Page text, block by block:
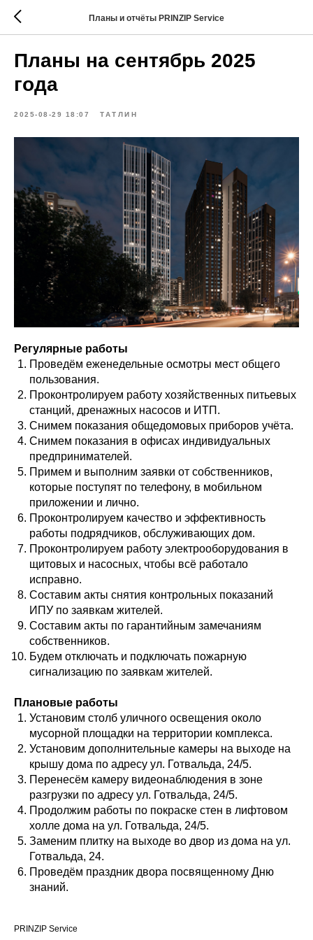
Планы и отчёты PRINZIP Service
Планы на сентябрь 2025
года
2025-08-29 18:07 ТАТЛИН
Регулярные работы
Проведём еженедельные осмотры мест общего
пользования.
Проконтролируем работу хозяйственных питьевых
станций, дренажных насосов и ИТП.
Снимем показания общедомовых приборов учёта.
Снимем показания в офисах индивидуальных
предпринимателей.
Примем и выполним заявки от собственников,
которые поступят по телефону, в мобильном
приложении и лично.
Проконтролируем качество и эффективность
работы подрядчиков, обслуживающих дом.
Проконтролируем работу электрооборудования в
щитовых и насосных, чтобы всё работало
исправно.
Составим акты снятия контрольных показаний
ИПУ по заявкам жителей.
Составим акты по гарантийным замечаниям
собственников.
Будем отключать и подключать пожарную
сигнализацию по заявкам жителей.
Плановые работы
Установим столб уличного освещения около
мусорной площадки на территории комплекса.
Установим дополнительные камеры на выходе на
крышу дома по адресу ул. Готвальда, 24/5.
Перенесём камеру видеонаблюдения в зоне
разгрузки по адресу ул. Готвальда, 24/5.
Продолжим работы по покраске стен в лифтовом
холле дома на ул. Готвальда, 24/5.
Заменим плитку на выходе во двор из дома на ул.
Готвальда, 24.
Проведём праздник двора посвященному Дню
знаний.
PRINZIP Service